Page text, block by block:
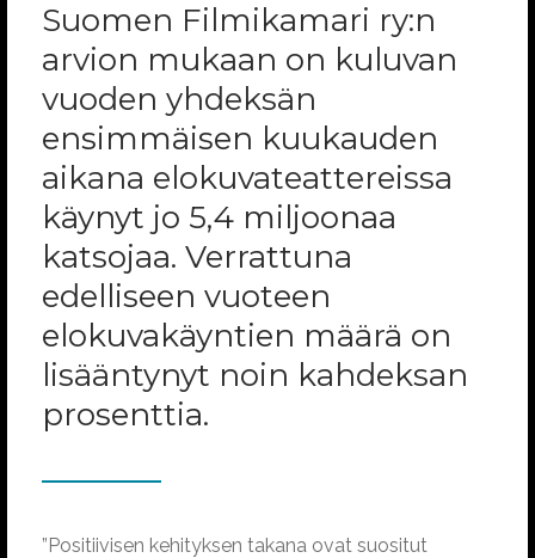
Suomen Filmikamari ry:n
arvion mukaan on kuluvan
vuoden yhdeksän
ensimmäisen kuukauden
aikana elokuvateattereissa
käynyt jo 5,4 miljoonaa
katsojaa. Verrattuna
edelliseen vuoteen
elokuvakäyntien määrä on
lisääntynyt noin kahdeksan
prosenttia.
”Positiivisen kehityksen takana ovat suositut